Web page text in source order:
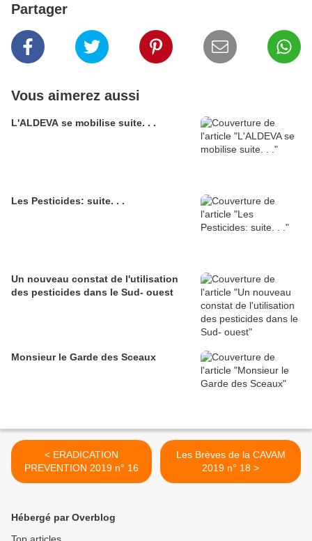
Partager
Vous aimerez aussi
L'ALDEVA se mobilise suite. . .
Les Pesticides: suite. . .
Un nouveau constat de l'utilisation
des pesticides dans le Sud- ouest
Monsieur le Garde des Sceaux
< ERADICATION
PREVENTION 2019 n° 16
Les Brèves de la CAVAM
2019 n° 18 >
Hébergé par Overblog
Top articles